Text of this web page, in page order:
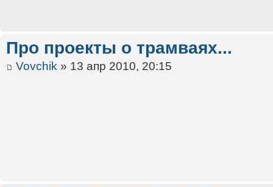
Про проекты о трамваях...
Vovchik » 13 апр 2010, 20:15